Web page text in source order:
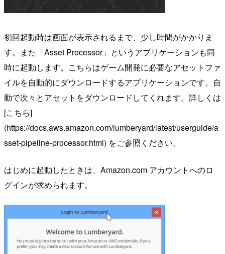
初回起動時は画面が表示されるまで、少し時間がかかりま
す。また「Asset Processor」というアプリケーションも同
時に起動します。こちらはゲーム開発に必要なアセットファ
イルを自動的にダウンロードするアプリケーションです。自
動で次々とアセットをダウンロードしてくれます。詳しくは
[こちら]
(https://docs.aws.amazon.com/lumberyard/latest/userguide/a
sset-pipeline-processor.html) をご参照ください。
はじめに起動したときは、Amazon.com アカウントへのロ
グインが求められます。